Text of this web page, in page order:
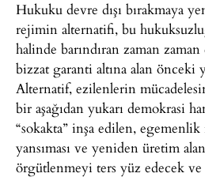
Hukuku devre dışı bırakmaya
rejimin alternatifi, bu
halinde barındıran zaman zaman
bizzat garanti altına alan önceki
Alternatif, ezilenlerin
bir aşağıdan yukarı demokrasi
“sokakta” inşa edilen,
yansıması ve yeniden üretim
örgütlenmeyi ters yüz edecek ve